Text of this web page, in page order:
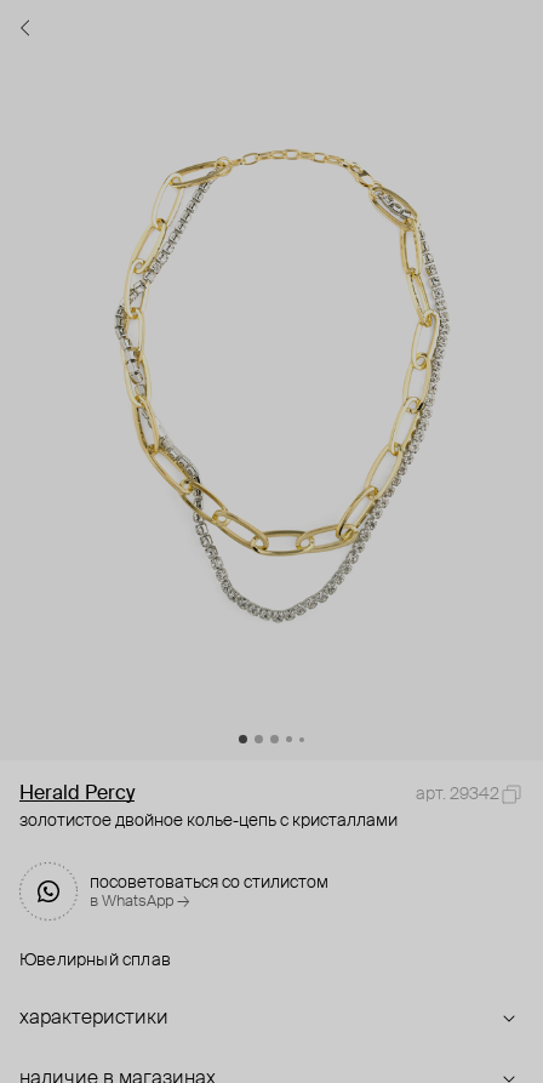
Herald Percy
арт. 29342
золотистое двойное колье-цепь с кристаллами
посоветоваться со стилистом
в WhatsApp →
Ювелирный сплав
характеристики